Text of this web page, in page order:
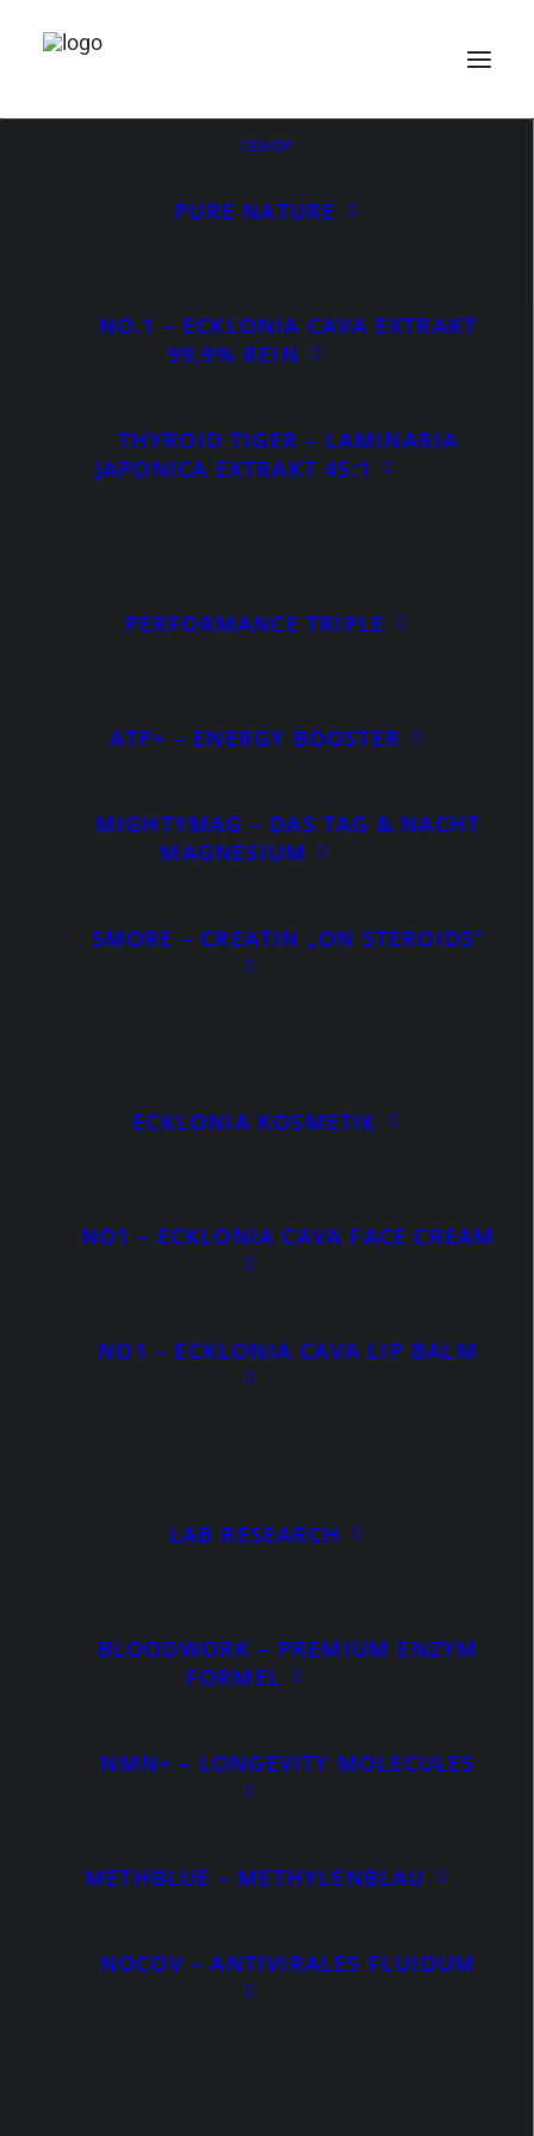
SHOP
PURE NATURE
NO.1 – ECKLONIA CAVA EXTRAKT
99,9% REIN
THYROID TIGER – LAMINARIA
JAPONICA EXTRAKT 45:1
PERFORMANCE TRIPLE
ATP+ – ENERGY BOOSTER
MIGHTYMAG – DAS TAG & NACHT
MAGNESIUM
5MORE – CREATIN „ON STEROIDS“
ECKLONIA KOSMETIK
NO1 – ECKLONIA CAVA FACE CREAM
NO1 – ECKLONIA CAVA LIP BALM
LAB RESEARCH
BLOODWORK – PREMIUM ENZYM
FORMEL
NMN+ – LONGEVITY MOLECULES
METHBLUE – METHYLENBLAU
NOCOV – ANTIVIRALES FLUIDUM
Konzentrationsschwäche
Alle 2 Ergebnisse werden angezeigtNach
ANGEBOT!
69,00Ursprünglicher
Preis
€23,90Aktueller
Preis
inkl. MWSt.